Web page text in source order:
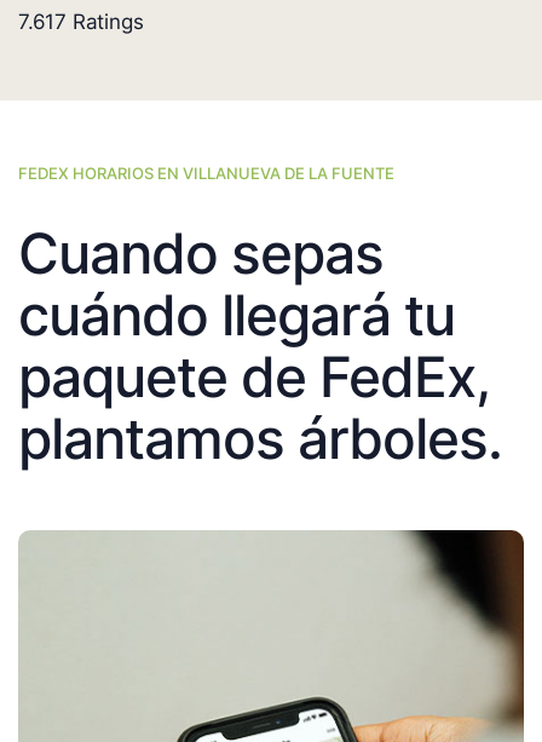
7.617 Ratings
FEDEX HORARIOS EN VILLANUEVA DE LA FUENTE
Cuando sepas
cuándo llegará tu
paquete de FedEx,
plantamos árboles.